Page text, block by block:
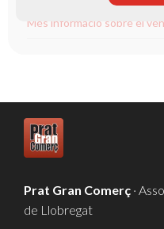
aconsellar-li en allò que
Més informació sobre el
Prat Gran Comerç ·
de Llobregat